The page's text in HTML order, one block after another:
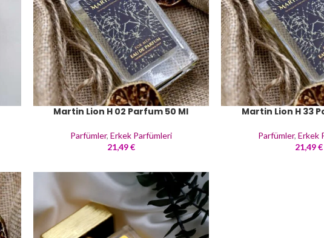
Martin Lion H 02 Parfum 50 Ml
Parfümler, Erkek Parfümleri
21,49€
Martin Lion H 33
Parfümler,Erkek
21,49€